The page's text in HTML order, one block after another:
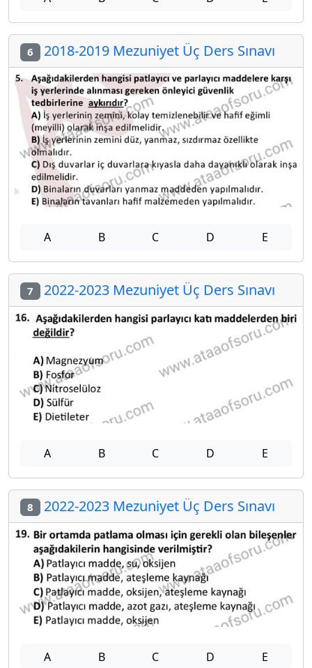
6 2018-2019 Mezuniyet Üç Ders Sınavı
A B C D E
7 2022-2023 Mezuniyet Üç Ders Sınavı
A B C D E
8 2022-2023 Mezuniyet Üç Ders Sınavı
A B C D E